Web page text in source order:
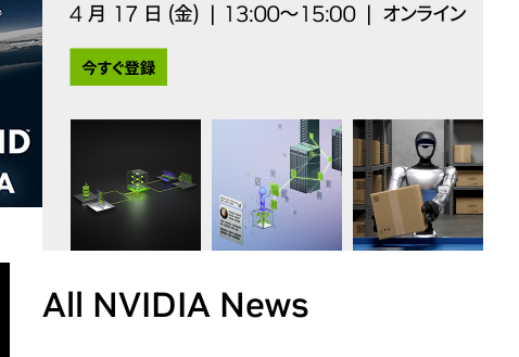
All NVIDIA News